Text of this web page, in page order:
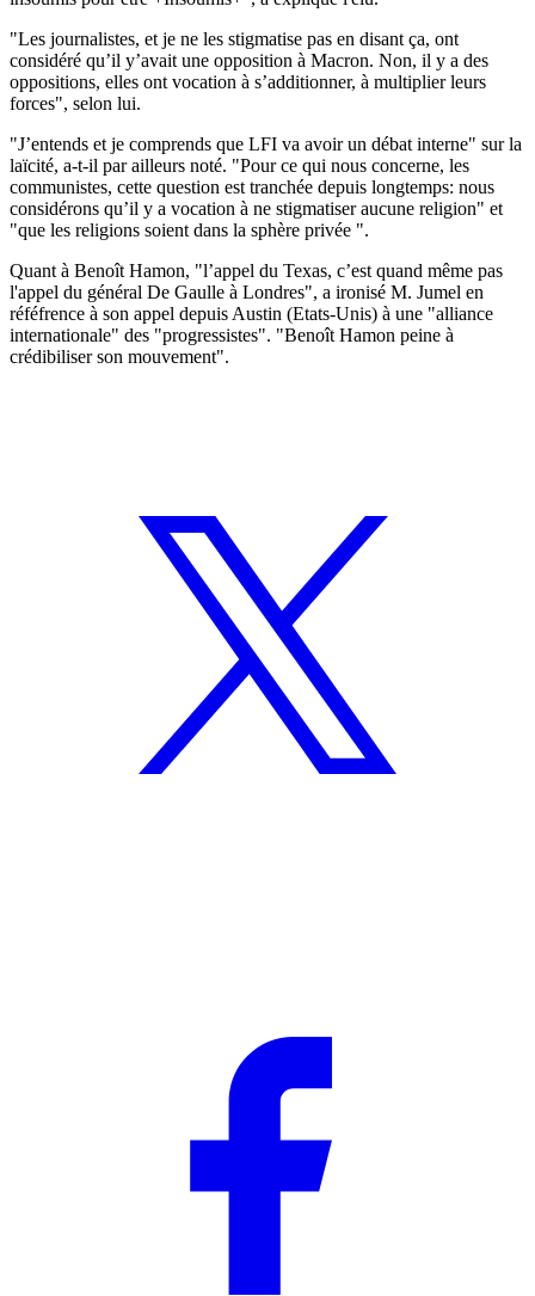
"Les journalistes, et je ne les stigmatise pas en disant ça, ont
considéré qu’il y’avait une opposition à Macron. Non, il y a des
oppositions, elles ont vocation à s’additionner, à multiplier leurs
forces", selon lui.
"J’entends et je comprends que LFI va avoir un débat interne" sur la
laïcité, a-t-il par ailleurs noté. "Pour ce qui nous concerne, les
communistes, cette question est tranchée depuis longtemps: nous
considérons qu’il y a vocation à ne stigmatiser aucune religion" et
"que les religions soient dans la sphère privée ".
Quant à Benoît Hamon, "l’appel du Texas, c’est quand même pas
l'appel du général De Gaulle à Londres", a ironisé M. Jumel en
réféfrence à son appel depuis Austin (Etats-Unis) à une "alliance
internationale" des "progressistes". "Benoît Hamon peine à
crédibiliser son mouvement".